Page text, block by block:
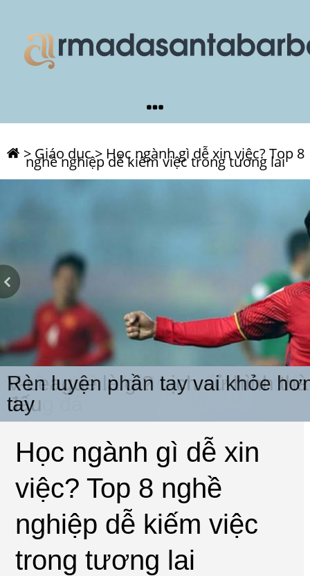
> Giáo dục> Học ngành gì dễ xin việc? Top 8
nghề nghiệp dễ kiếm việc trong tương lai
Tiểu sử công phượng: Từ thất
Những cầu thủ lớn tuổi nhất
bóng đá
V-League là gì? Lịch sử hình
đấu
Rèn luyện phần tay vai khỏe
tay
Học ngành gì dễ xin
việc? Top 8 nghề
nghiệp dễ kiếm việc
trong tương lai